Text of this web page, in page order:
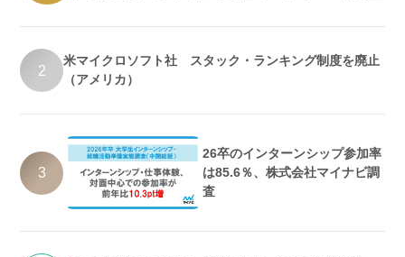
2
米マイクロソフト社 スタック・ランキング制度を廃止
（アメリカ）
3
26卒のインターンシップ参加率
は85.6％、株式会社マイナビ調
査